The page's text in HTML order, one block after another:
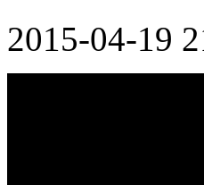
2015-04-19